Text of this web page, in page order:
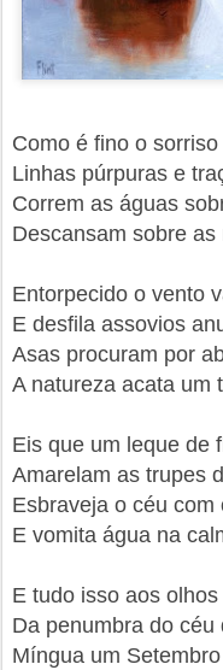
Como é fino o
Linhas púrpuras e
Correm as águas
Descansam sobre
Entorpecido o vento
E desfila assovios
Asas procuram por
A natureza acata um
Eis que um leque de
Amarelam as trupes
Esbraveja o céu
E vomita água na
E tudo isso aos
Da penumbra do
Míngua um